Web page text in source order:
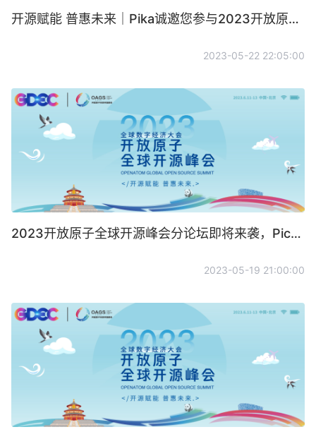
开源赋能 普惠未来｜Pika诚邀您参与2023开放原子全球开源峰会
2023-05-22 22:05:00
2023开放原子全球开源峰会分论坛即将来袭，Pick你最关注的峰会话题！
2023-05-19 21:00:00